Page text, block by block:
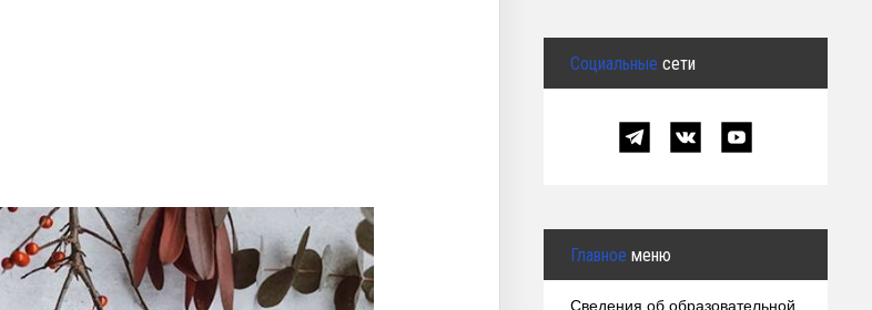
Социальные сети
Главное меню
Сведения об образовательной